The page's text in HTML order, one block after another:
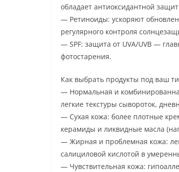
обладает антиоксидантной
— Ретиноиды: ускоряют
регулярного контроля
— SPF: защита от UVA/UVB —
фотостарения.
Как выбрать продукты под ваш
— Нормальная и
легкие текстуры сывороток,
— Сухая кожа: более плотные
керамиды и ликвидные масла
— Жирная и проблемная кожа:
салициловой кислотой в
— Чувствительная кожа: